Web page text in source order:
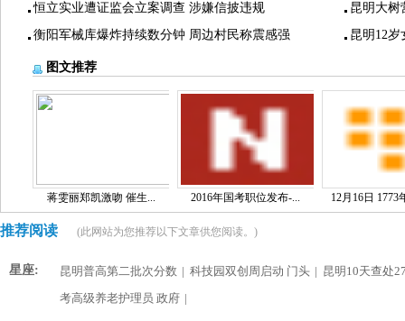
恒立实业遭证监会立案调查 涉嫌信披违规
衡阳军械库爆炸持续数分钟 周边村民称震感强
昆明大树
昆明12
图文推荐
蒋雯丽郑凯激吻 催生... 2016年国考职位发布-... 12月16日 1773
推荐阅读 (此网站为您推荐以下文章供您阅读。)
星座: 昆明普高第二批次分数 | 科技园双创周启动 门头 | 昆明10天查处
考高级养老护理员 政府 |